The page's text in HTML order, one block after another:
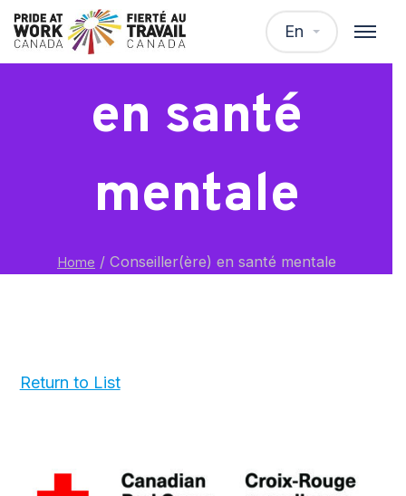
En
Conseiller(ère)
en santé
mentale
Home / Conseiller(ère) en santé mentale
Return to List